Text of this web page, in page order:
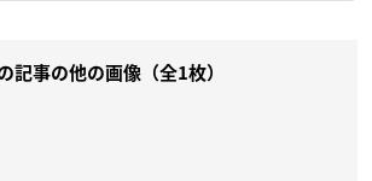
記事の他の画像（全1枚）